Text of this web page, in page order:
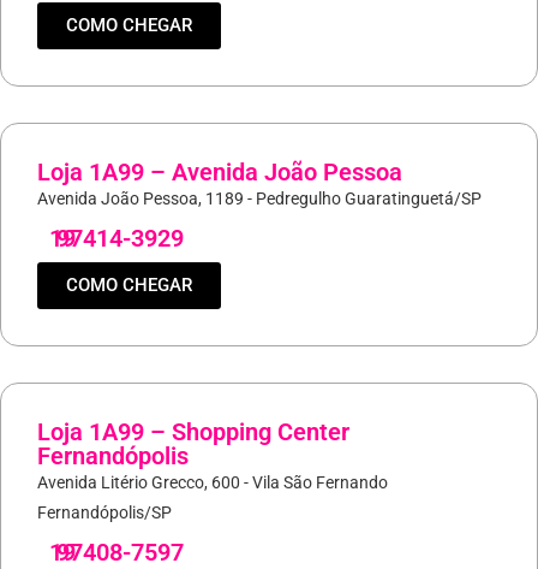
COMO CHEGAR
Loja 1A99 – Avenida João Pessoa
Avenida João Pessoa, 1189 - Pedregulho Guaratinguetá/SP
19
97414-3929
COMO CHEGAR
Loja 1A99 – Shopping Center
Fernandópolis
Avenida Litério Grecco, 600 - Vila São Fernando
Fernandópolis/SP
19
97408-7597